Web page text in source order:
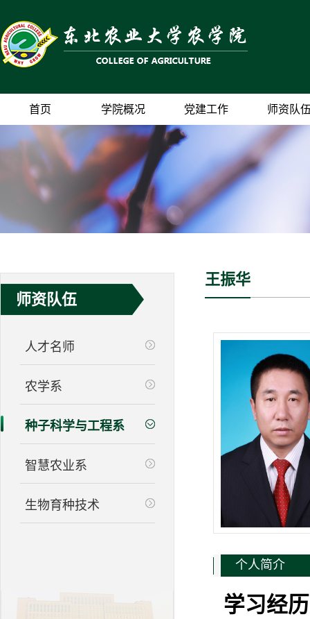
首页 学院概况 党建工作 师资队
师资队伍
人才名师
农学系
种子科学与工程系
智慧农业系
生物育种技术
王振华
个人简介
学习经